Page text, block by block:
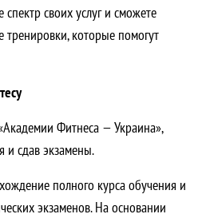
своих услуг и сможете
которые помогут
Фитнеса — Украина»,
и сдав экзамены.
полного курса обучения и
экзаменов. На основании